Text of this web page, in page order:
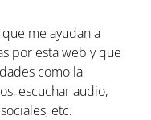
me ayudan a
por esta web y que
como la
escuchar audio,
etc.